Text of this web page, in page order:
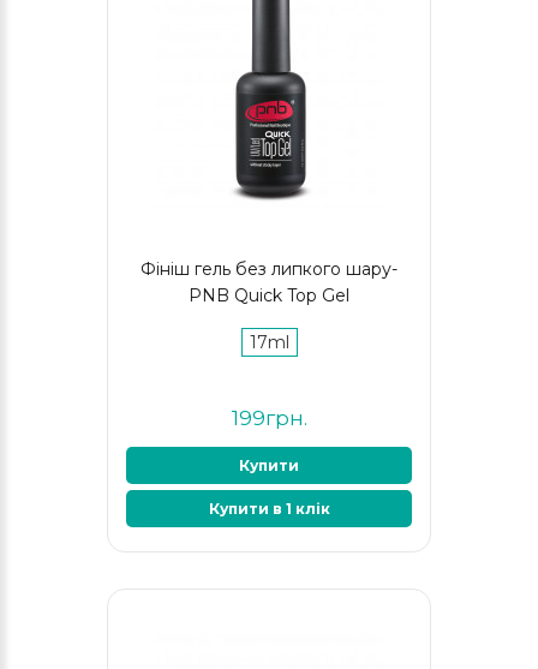
Фініш гель без липкого шару-
PNB Quick Top Gel
17ml
199грн.
Купити
Купити в 1 клік